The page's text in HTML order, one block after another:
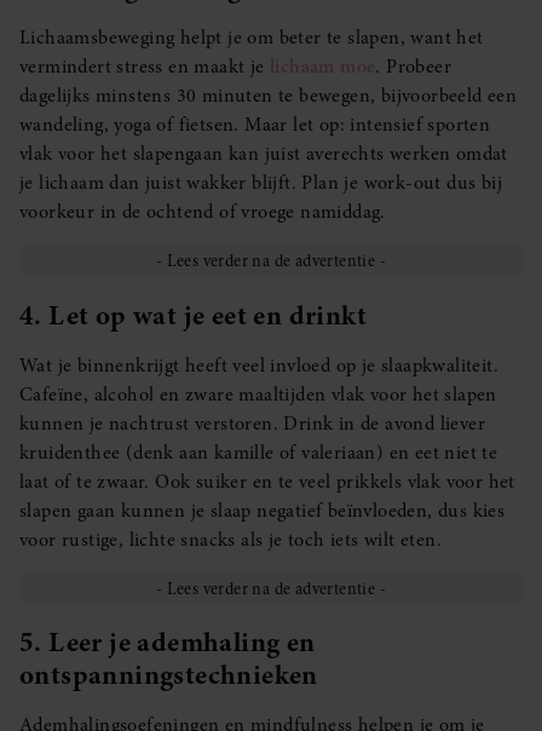
Lichaamsbeweging helpt je om beter te slapen, want het
vermindert stress en maakt je lichaam moe. Probeer
dagelijks minstens 30 minuten te bewegen, bijvoorbeeld een
wandeling, yoga of fietsen. Maar let op: intensief sporten
vlak voor het slapengaan kan juist averechts werken omdat
je lichaam dan juist wakker blijft. Plan je work-out dus bij
voorkeur in de ochtend of vroege namiddag.
4. Let op wat je eet en drinkt
Wat je binnenkrijgt heeft veel invloed op je slaapkwaliteit.
Cafeïne, alcohol en zware maaltijden vlak voor het slapen
kunnen je nachtrust verstoren. Drink in de avond liever
kruidenthee (denk aan kamille of valeriaan) en eet niet te
laat of te zwaar. Ook suiker en te veel prikkels vlak voor het
slapen gaan kunnen je slaap negatief beïnvloeden, dus kies
voor rustige, lichte snacks als je toch iets wilt eten.
5. Leer je ademhaling en
ontspanningstechnieken
Ademhalingsoefeningen en mindfulness helpen je om je